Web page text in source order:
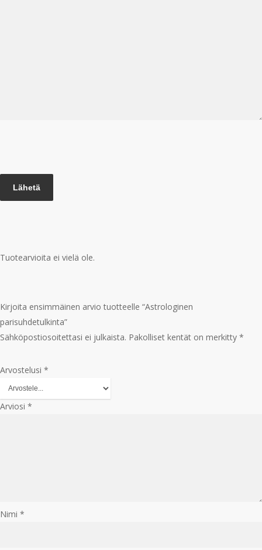
Lähetä
Tuotearvioita ei vielä ole.
Kirjoita ensimmäinen arvio tuotteelle “Astrologinen
parisuhdetulkinta”
Sähköpostiosoitettasi ei julkaista. Pakolliset kentät on merkitty *
Arvostelusi *
Arviosi *
Nimi *